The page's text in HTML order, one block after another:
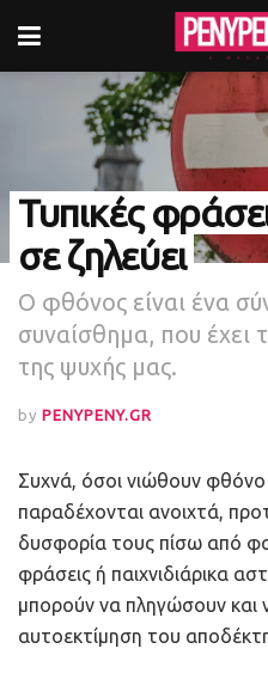
Τυπικές
σε ζηλεύει
Ο φθόνος είναι ένα
συναίσθημα, που έχει
της ψυχής μας.
by PENYPENY.GR
Συχνά, όσοι νιώθουν φθόνο
παραδέχονται ανοιχτά,
δυσφορία τους πίσω από
φράσεις ή παιχνιδιάρικα
μπορούν να πληγώσουν και
αυτοεκτίμηση του